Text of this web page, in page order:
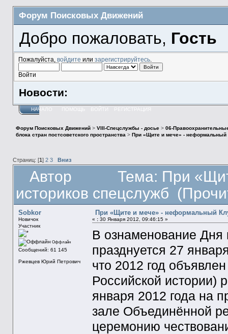
Форум Поисковых Движений
Добро пожаловать, Гость
Пожалуйста, войдите или зарегистрируйтесь.
Войти
Новости:
НАЧАЛО ПОМОЩЬ ВОЙТИ РЕГИСТРАЦИЯ
Форум Поисковых Движений> VIII-Спецслужбы - досье> 06-
блока стран постсоветского пространства> При «Щите и мече» - неформальный
Страниц: [1 ] 2 3 Вниз
Автор
Тема: При
историков спецслужб
Sobkor
Новичок
Участник
Оффлайн
Сообщений: 61 145
Ржевцев Юрий Петрович
При «Щите и мече» - неформальный
« :30 Января 2012, 09:46:15 »
В ознаменование Дня
празднуется 27
что 2012 год
Российской истории)
января 2012 года на
зале Объединённой
церемонию